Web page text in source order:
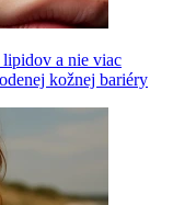
a nie viac
kožnej bariéry